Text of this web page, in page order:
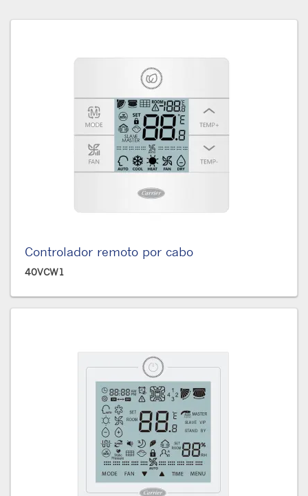
Controlador remoto por cabo
40VCW1